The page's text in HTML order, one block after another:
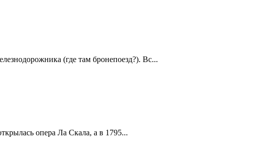
(где там бронепоезд?). Вс...
опера Ла Скала, а в 1795...